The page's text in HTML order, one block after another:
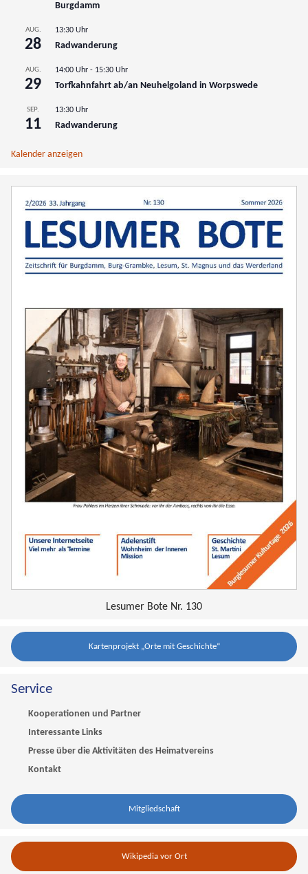
Burgdamm
AUG.
28
13:30 Uhr
Radwanderung
AUG.
29
14:00 Uhr - 15:30 Uhr
Torfkahnfahrt ab/an Neuhelgoland in Worpswede
SEP.
11
13:30 Uhr
Radwanderung
Kalender anzeigen
Lesumer Bote Nr. 130
Kartenprojekt „Orte mit Geschichte“
Service
Kooperationen und Partner
Interessante Links
Presse über die Aktivitäten des Heimatvereins
Kontakt
Mitgliedschaft
Wikipedia vor Ort